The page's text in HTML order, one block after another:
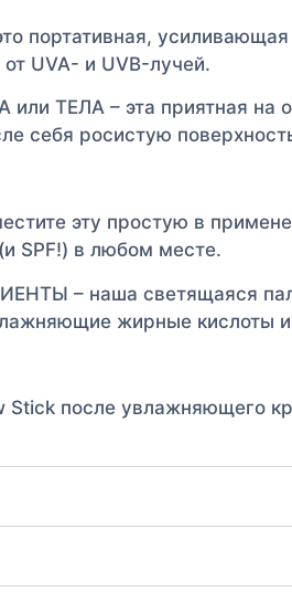
портативная,
UVA- и UVB-лучей.
ТЕЛА – эта приятная на
себя росистую
эту простую в
SPF!) в любом месте.
– наша светящаяся
жирные кислоты и
после увлажняющего